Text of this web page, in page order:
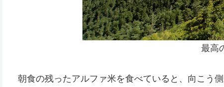
最高
朝食の残ったアルファ米を食べていると、向こう